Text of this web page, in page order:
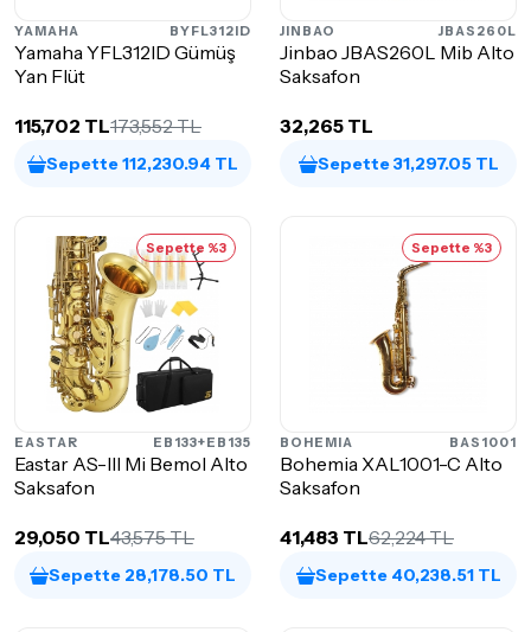
YAMAHA BYFL312ID
Yamaha YFL312ID Gümüş
Yan Flüt
115,702 TL173,552 TL
Sepette 112,230.94 TL
JINBAO JBAS260L
Jinbao JBAS260L Mib Alto
Saksafon
32,265 TL
Sepette 31,297.05 TL
Sepette %3
EASTAR EB133+EB135
Eastar AS-III Mi Bemol Alto
Saksafon
29,050 TL43,575 TL
Sepette 28,178.50 TL
Sepette %3
BOHEMIA BAS1001
Bohemia XAL1001-C Alto
Saksafon
41,483 TL62,224 TL
Sepette 40,238.51 TL